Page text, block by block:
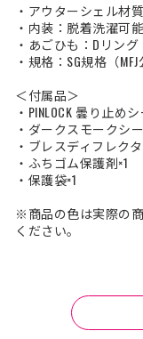
・アウターシェル材
・内装：脱着洗濯可能
・あごひも：Dリング
・規格：SG規格（MFJ
＜付属品＞
・PINLOCK 曇り止めシ
・ダークスモークシ
・ブレスディフレクタ
・ふちゴム保護剤×1
・保護袋×1
※商品の色は実際の
ください。